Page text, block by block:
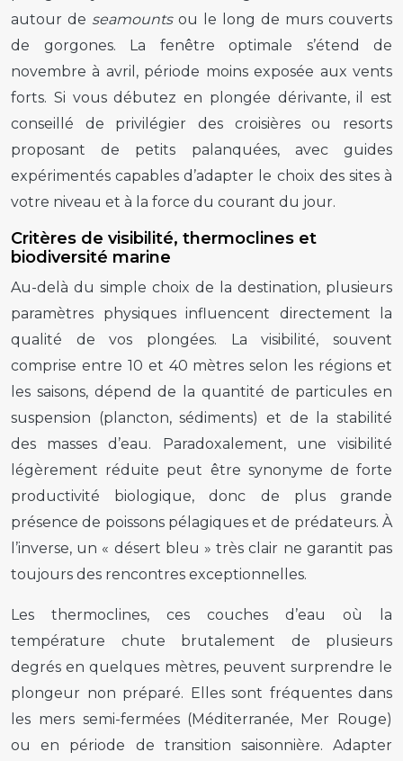
autour de seamountsou le long de murs couverts
de gorgones. La fenêtre optimale s’étend de
novembre à avril, période moins exposée aux vents
forts. Si vous débutez en plongée dérivante, il est
conseillé de privilégier des croisières ou resorts
proposant de petits palanquées, avec guides
expérimentés capables d’adapter le choix des sites à
votre niveau et à la force du courant du jour.
Critères de visibilité, thermoclines et
biodiversité marine
Au-delà du simple choix de la destination, plusieurs
paramètres physiques influencent directement la
qualité de vos plongées. La visibilité, souvent
comprise entre 10 et 40 mètres selon les régions et
les saisons, dépend de la quantité de particules en
suspension (plancton, sédiments) et de la stabilité
des masses d’eau. Paradoxalement, une visibilité
légèrement réduite peut être synonyme de forte
productivité biologique, donc de plus grande
présence de poissons pélagiques et de prédateurs. À
l’inverse, un « désert bleu » très clair ne garantit pas
toujours des rencontres exceptionnelles.
Les thermoclines, ces couches d’eau où la
température chute brutalement de plusieurs
degrés en quelques mètres, peuvent surprendre le
plongeur non préparé. Elles sont fréquentes dans
les mers semi-fermées (Méditerranée, Mer Rouge)
ou en période de transition saisonnière. Adapter